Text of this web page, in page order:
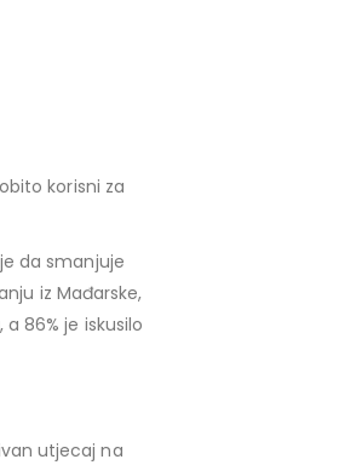
korisni za
da smanjuje
iz Mađarske,
, a 86% je iskusilo
utjecaj na